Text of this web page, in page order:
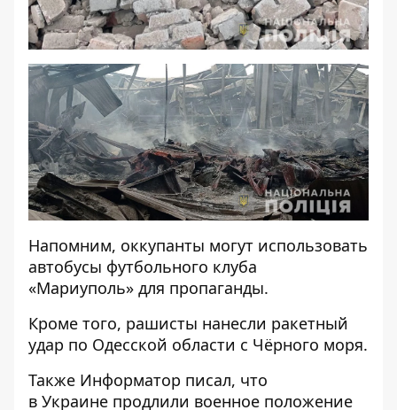
Напомним, оккупанты могут использовать
автобусы футбольного клуба
«Мариуполь» для пропаганды.
Кроме того, рашисты нанесли ракетный
удар по Одесской области с Чёрного моря.
Также Информатор писал, что
в Украине продлили военное положение